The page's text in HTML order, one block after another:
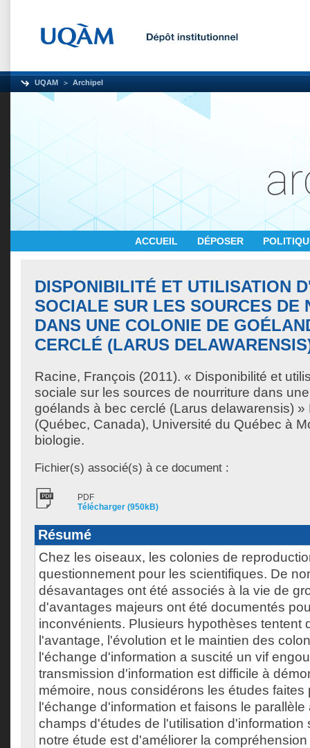
UQAM Archipel
ACCUEIL DÉPOSER
DISPONIBILITÉ ET UTILISATION
SOCIALE SUR LES SOURCES DE
DANS UNE COLONIE DE
CERCLÉ (LARUS
Racine, François (2011). « Disponibilité et
sociale sur les sources de nourriture dans
goélands à bec cerclé (Larus delawarensis) »
(Québec, Canada), Université du Québec à
biologie.
Fichier(s) associé(s) à ce document :
PDF
Télécharger (950kB)
Résumé
Chez les oiseaux, les colonies de
questionnement pour les scientifiques. De
désavantages ont été associés à la vie de
d'avantages majeurs ont été documentés
inconvénients. Plusieurs hypothèses tentent
l'avantage, l'évolution et le maintien des
l'échange d'information a suscité un vif
transmission d'information est difficile à
mémoire, nous considérons les études faites
l'échange d'information et faisons le
champs d'études de l'utilisation d'information
notre étude est d'améliorer la